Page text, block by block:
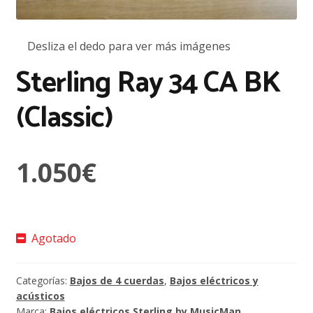
Desliza el dedo para ver más imágenes
Sterling Ray 34 CA BK
(Classic)
1.050€
Agotado
Categorías: Bajos de 4 cuerdas, Bajos eléctricos y
acústicos